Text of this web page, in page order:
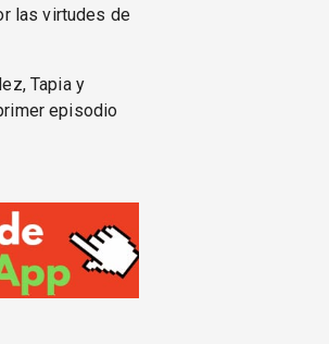
las virtudes de
Tapia y
episodio